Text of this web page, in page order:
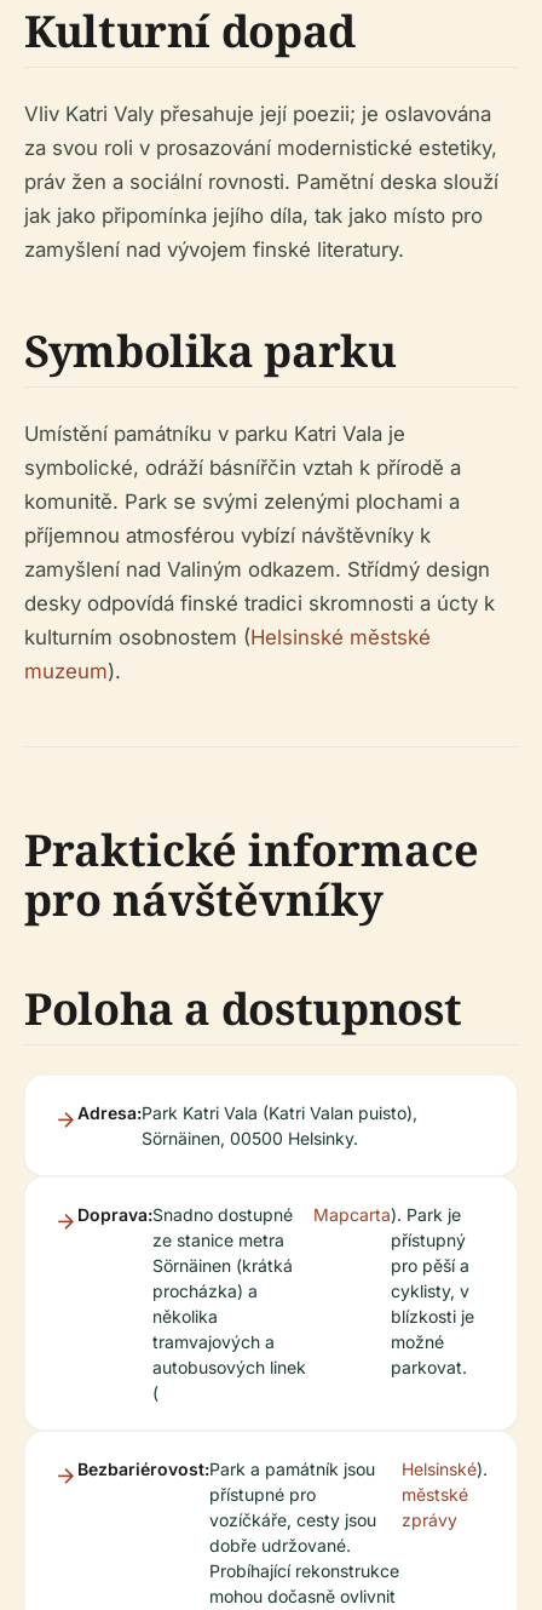
Kulturní dopad
Vliv Katri Valy přesahuje její poezii; je oslavována
za svou roli v prosazování modernistické estetiky,
práv žen a sociální rovnosti. Pamětní deska slouží
jak jako připomínka jejího díla, tak jako místo pro
zamyšlení nad vývojem finské literatury.
Symbolika parku
Umístění památníku v parku Katri Vala je
symbolické, odráží básnířčin vztah k přírodě a
komunitě. Park se svými zelenými plochami a
příjemnou atmosférou vybízí návštěvníky k
zamyšlení nad Valiným odkazem. Střídmý design
desky odpovídá finské tradici skromnosti a úcty k
kulturním osobnostem (Helsinské městské
muzeum).
Praktické informace
pro návštěvníky
Poloha a dostupnost
Adresa:Park Katri Vala (Katri Valan puisto),
Sörnäinen, 00500 Helsinky.
Doprava:Snadno dostupné
ze stanice metra
Sörnäinen (krátká
procházka) a
několika
tramvajových a
autobusových linek
(
Mapcarta). Park je
přístupný
pro pěší a
cyklisty, v
blízkosti je
možné
parkovat.
Bezbariérovost:Park a památník jsou
přístupné pro
vozíčkáře, cesty jsou
dobře udržované.
Probíhající rekonstrukce
mohou dočasně ovlivnit
Helsinské
městské
zprávy
).